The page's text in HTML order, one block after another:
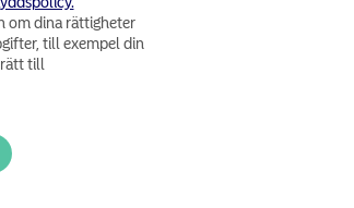
om dina rättigheter
till exempel din
till